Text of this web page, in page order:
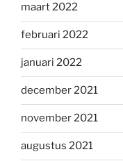
maart 2022
februari 2022
januari 2022
december 2021
november 2021
augustus 2021